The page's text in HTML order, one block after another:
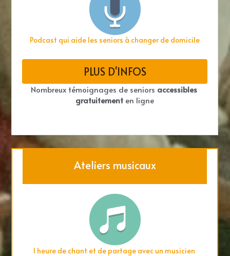
Podcast qui aide les seniors à changer de domicile
PLUS D'INFOS
Nombreux témoignages de seniors accessibles
gratuitement en ligne
Ateliers musicaux
1 heure de chant et de partage avec un musicien